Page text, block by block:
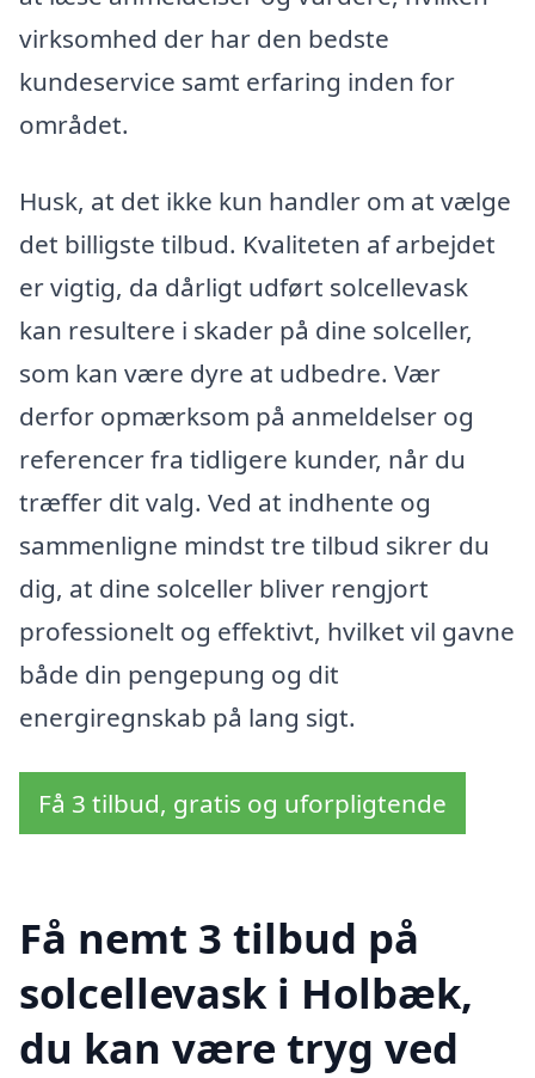
virksomhed der har den bedste
kundeservice samt erfaring inden for
området.
Husk, at det ikke kun handler om at vælge
det billigste tilbud. Kvaliteten af arbejdet
er vigtig, da dårligt udført solcellevask
kan resultere i skader på dine solceller,
som kan være dyre at udbedre. Vær
derfor opmærksom på anmeldelser og
referencer fra tidligere kunder, når du
træffer dit valg. Ved at indhente og
sammenligne mindst tre tilbud sikrer du
dig, at dine solceller bliver rengjort
professionelt og effektivt, hvilket vil gavne
både din pengepung og dit
energiregnskab på lang sigt.
Få 3 tilbud, gratis og uforpligtende
Få nemt 3 tilbud på
solcellevask i Holbæk,
du kan være tryg ved